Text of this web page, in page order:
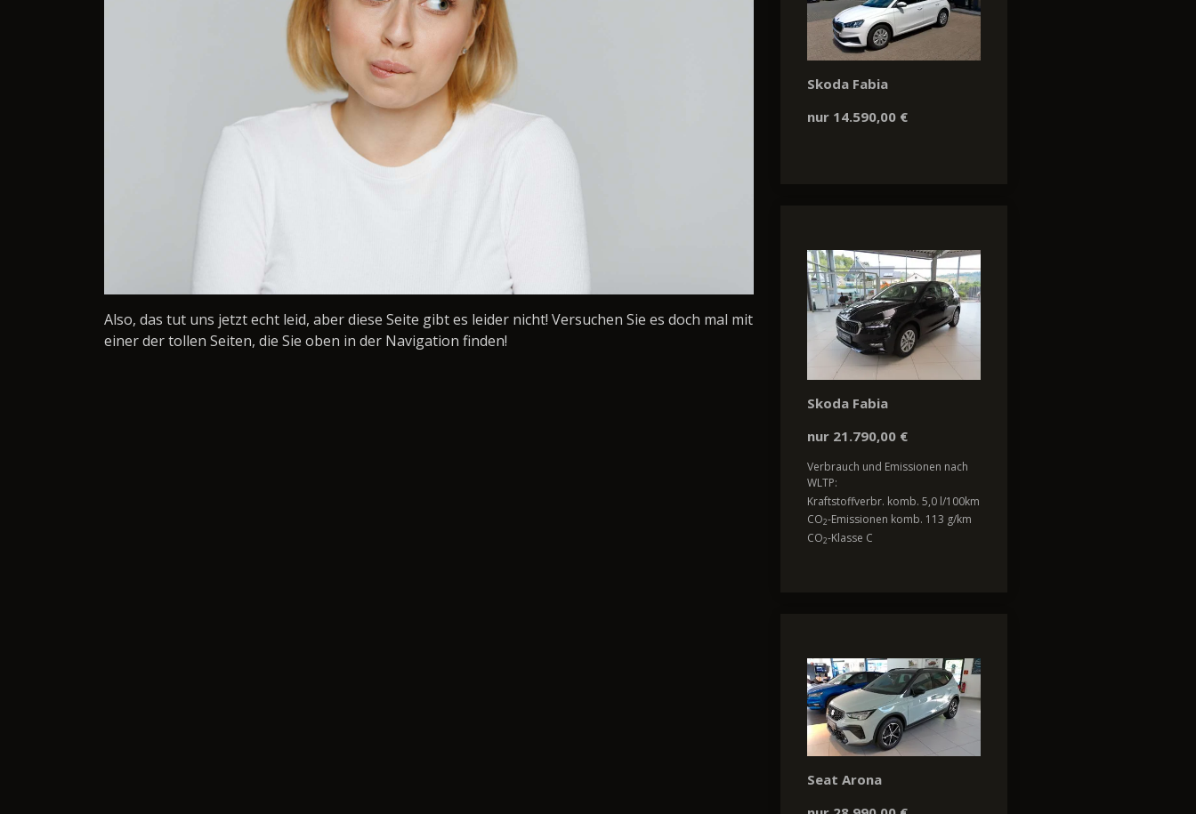
Also, das tut uns jetzt echt leid, aber diese Seite gibt es leider nicht! Versuchen Sie es doch mal mit
einer der tollen Seiten, die Sie oben in der Navigation finden!
Skoda Fabia
nur 14.590,00 €
Skoda Fabia
nur 21.790,00 €
Verbrauch und Emissionen nach
WLTP:
Kraftstoffverbr. komb. 5,0 l/100km
CO2-Emissionen komb. 113 g/km
CO2-Klasse C
Seat Arona